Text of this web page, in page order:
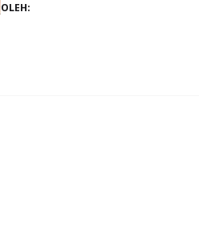
untuk daerah. Besarnya tidak sama
OLEH: